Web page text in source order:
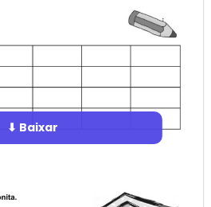
⬇ Baixar